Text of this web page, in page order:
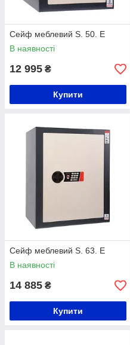
Сейф меблевий S. 50. Е
В наявності
12 995 ₴
Купити
Сейф меблевий S. 63. Е
В наявності
14 885 ₴
Купити